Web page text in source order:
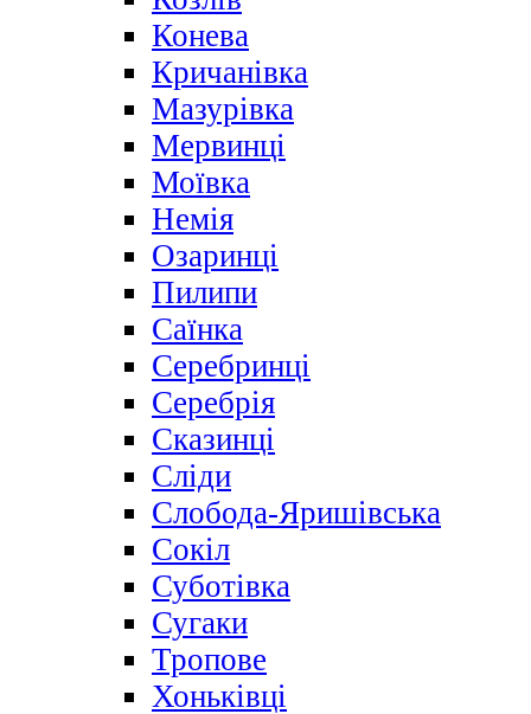
Конева
Кричанівка
Мазурівка
Мервинці
Моївка
Немія
Озаринці
Пилипи
Саїнка
Серебринці
Серебрія
Сказинці
Сліди
Слобода-Яришівська
Сокіл
Суботівка
Сугаки
Тропове
Хоньківці